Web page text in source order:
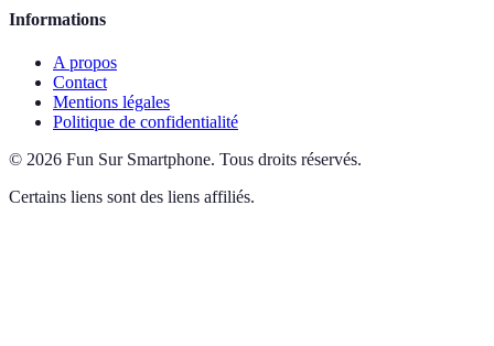
Informations
A propos
Contact
Mentions légales
Politique de confidentialité
© 2026 Fun Sur Smartphone. Tous droits réservés.
Certains liens sont des liens affiliés.